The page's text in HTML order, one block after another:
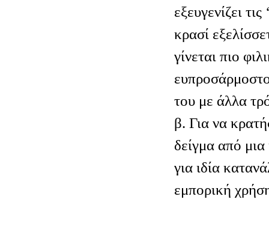
εξευγενίζει
κρασί
γίνεται πιο
του με άλλα
β. Για να
δείγμα από
για ιδία
εμπορική